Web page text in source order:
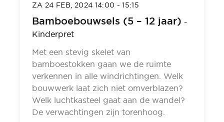
ZA 24 FEB, 2024 14:00 - 15:15
Bamboebouwsels (5 – 12 jaar) -
Kinderpret
Met een stevig skelet van
bamboestokken gaan we de ruimte
verkennen in alle windrichtingen. Welk
bouwwerk laat zich niet omverblazen?
Welk luchtkasteel gaat aan de wandel?
De verwachtingen zijn torenhoog.